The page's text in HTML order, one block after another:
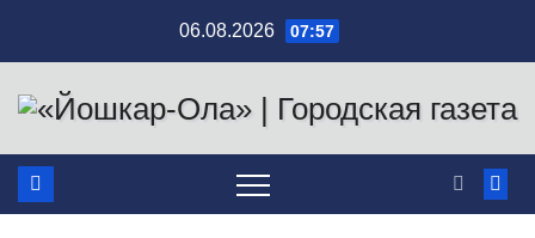
содержимому
06.08.2026 07:57